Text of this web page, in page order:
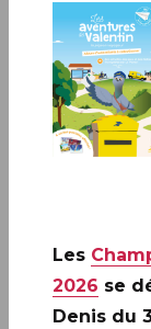
Le Carré
Les
2026 se
Denis du